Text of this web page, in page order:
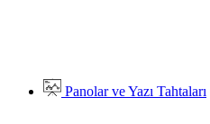
Panolar ve Yazı Tahtaları